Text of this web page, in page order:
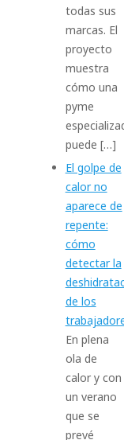
todas sus
marcas. El
proyecto
muestra
cómo una
pyme
puede […]
El golpe de
calor no
aparece de
repente:
cómo
detectar la
de los
En plena
ola de
calor y con
un verano
que se
prevé